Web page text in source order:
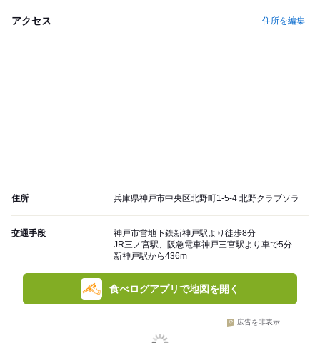
アクセス 住所を編集
住所 兵庫県神戸市中央区北野町1-5-4 北野クラブソラ
交通手段
神戸市営地下鉄新神戸駅より徒歩8分
JR三ノ宮駅、阪急電車神戸三宮駅より車で5分
新神戸駅から436m
食べログアプリで地図を開く
広告を非表示